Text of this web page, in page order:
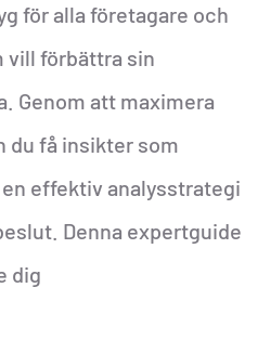
för alla företagare och
vill förbättra sin
Genom att maximera
du få insikter som
effektiv analysstrategi
Denna expertguide
dig